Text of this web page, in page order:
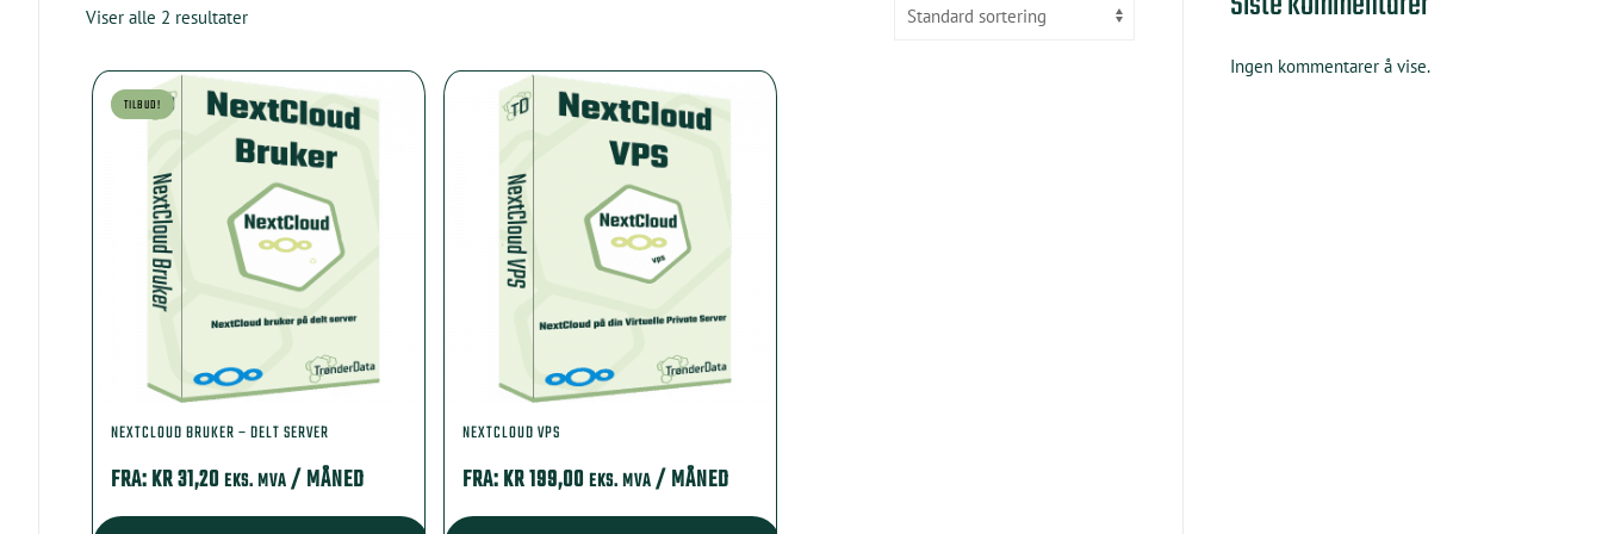
Viser alle 2 resultater
TILBUD!
NEXTCLOUD BRUKER – DELT SERVER
FRA:KR31,20 EKS. MVA/ MÅNED
NEXTCLOUD VPS
FRA:KR199,00 EKS. MVA/ MÅNED
Ingen kommentarer å vise.